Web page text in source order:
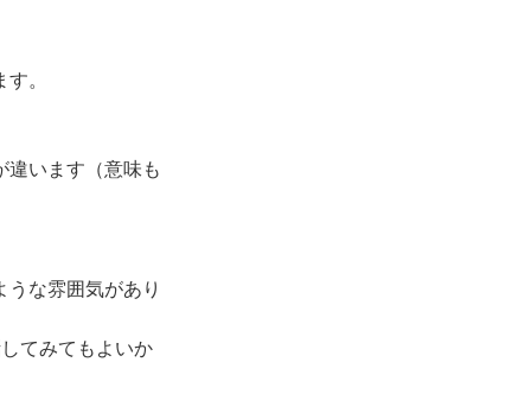
。
違います（意味も
な雰囲気があり
てみてもよいか